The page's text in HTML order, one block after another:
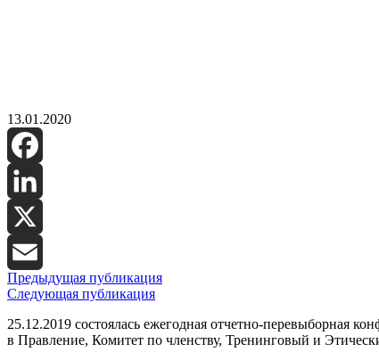
13.01.2020
Facebook
LinkedIn
X
Email
Предыдущая публикация
Следующая публикация
25.12.2019 состоялась ежегодная отчетно-перевыборная
в Правление, Комитет по членству, Тренинговый и